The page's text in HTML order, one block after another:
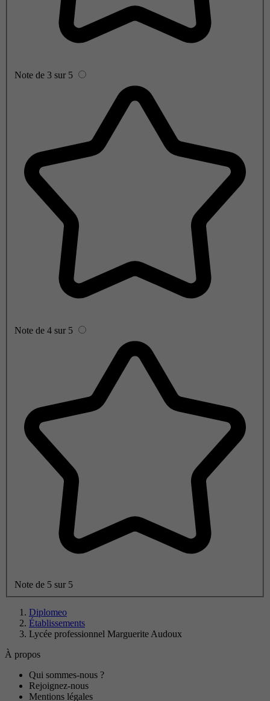
Note de 3 sur 5
Note de 4 sur 5
Note de 5 sur 5
Diplomeo
Établissements
Lycée professionnel Marguerite Audoux
À propos
Qui sommes-nous ?
Rejoignez-nous
Mentions légales